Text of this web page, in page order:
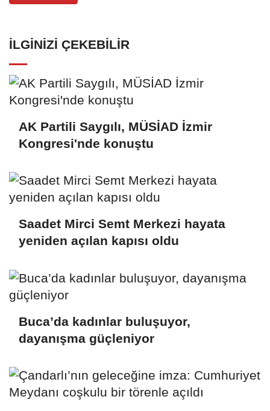
İLGINIZI ÇEKEBILIR
AK Partili Saygılı, MÜSİAD İzmir
Kongresi'nde konuştu
Saadet Mirci Semt Merkezi hayata
yeniden açılan kapısı oldu
Buca’da kadınlar buluşuyor,
dayanışma güçleniyor